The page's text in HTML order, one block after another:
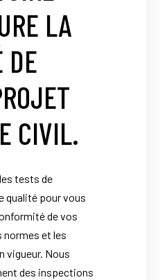
LA
DE
CIVIL.
tests de
qualité pour vous
de vos
normes et les
vigueur. Nous
des inspections